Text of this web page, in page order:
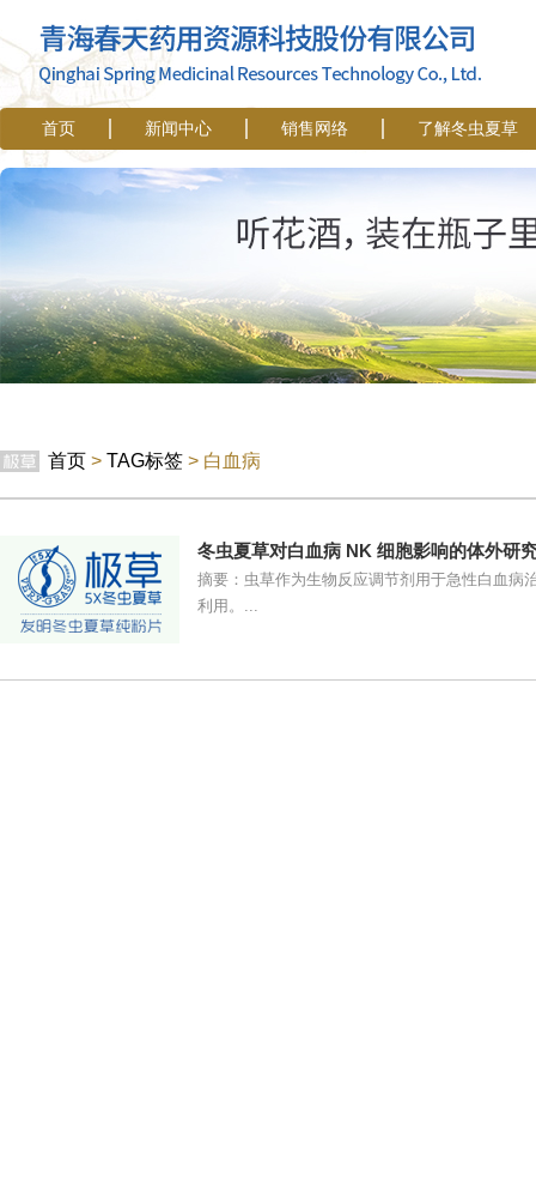
首页 新闻中心 销售网络 了解冬虫夏草
首页 > TAG标签 > 白血病
冬虫夏草对白血病 NK 细胞影响的体外研
摘要：虫草作为生物反应调节剂用于急性白血病
利用。...